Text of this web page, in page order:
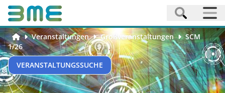
Veranstaltungen Großveranstaltungen
SCM
1/26
VERANSTALTUNGSSUCHE